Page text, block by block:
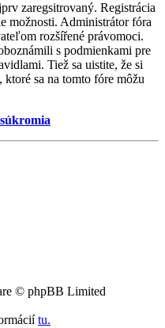
zaregsitrovaný. Registrácia
možnosti. Administrátor fóra
rozšířené právomoci.
s podmienkami pre
Tiež sa uistite, že si
sa na tomto fóre môžu
© phpBB Limited
tu.